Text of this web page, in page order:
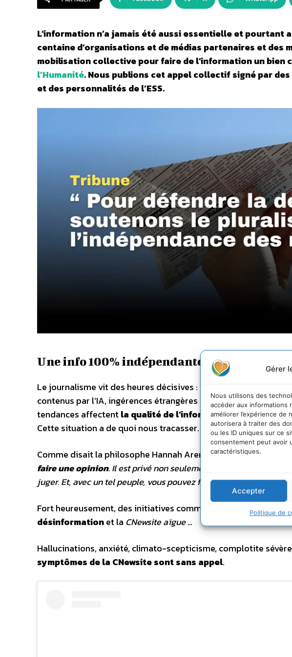
Gérer
Nous utilisons des
accéder aux informations
améliorer l’expérience de
autorisera à traiter des
ou les ID uniques sur ce
consentement peut avoir
caractéristiques.
Accepter
Politique de
L’information n’a jamais été aussi essentielle et pourtant
centaine d’organisations et de médias partenaires et des
mobilisation collective pour faire de l’information un bien
l’Humanité.Nous publions cet appel collectif signé par
et des personnalités de l’ESS.
Une info 100% indépendante
Le journalisme vit des heures décisives : invisibilisation des
contenus par l’IA, ingérences étrangères et faux sites
tendances affectentla qualité de l’information qui nous
Cette situation a de quoi nous tracasser.
Comme disait la philosophe Hannah Arendt en 1974 : «Un
faire une opinion. Il est privé non seulement de sa capacité
juger. Et, avec un tel peuple, vous pouvez faire ce qu’il vous plaît. »
Fort heureusement, des initiatives comme
coop-médiasse
désinformationet la CNewsite aïgue…
Hallucinations, anxiété, climato-scepticisme, complotite
symptômes de la CNewsite sont sans appel.